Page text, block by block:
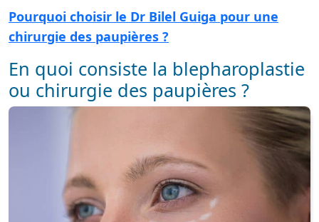
Pourquoi choisir le Dr Bilel Guiga pour une
chirurgie des paupières ?
En quoi consiste la blepharoplastie
ou chirurgie des paupières ?